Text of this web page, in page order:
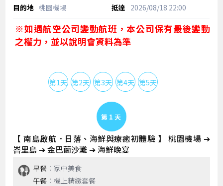
桃園機場 2026/08/18 22:00
※如遇航空公司變動航班，本公司保有最後變動
之權力，並以說明會資料為準
第1天 第2天 第3天 第4天 第5天
Day 1
【 南島啟航．日落、海鮮與療癒初體驗 】 桃園機場 ➔
峇里島 ➔ 金巴蘭沙灘 ➔ 海鮮晚宴
早餐 ：家中美食
午餐 ：機上精緻套餐